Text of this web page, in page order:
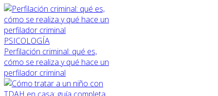
PSICOLOGÍA
Perfilación criminal: qué es,
cómo se realiza y qué hace un
perfilador criminal